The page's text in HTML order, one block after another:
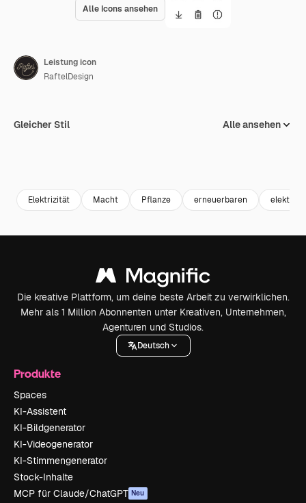
Alle Icons ansehen
Leistung icon
RaftelDesign
Gleicher Stil Alle ansehen
Elektrizität Macht Pflanze erneuerbaren
Die kreative Plattform, um deine beste Arbeit zu verwirklichen.
Mehr als 1 Million Abonnenten unter Kreativen, Unternehmen,
Agenturen und Studios.
Deutsch
Produkte
Spaces
KI-Assistent
KI-Bildgenerator
KI-Videogenerator
KI-Stimmengenerator
Stock-Inhalte
MCP für Claude/ChatGPT Neu